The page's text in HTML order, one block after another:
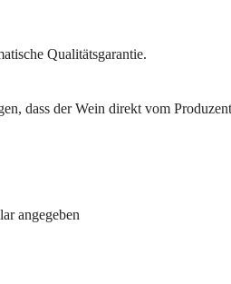
Qualitätsgarantie.
dass der Wein direkt vom
angegeben